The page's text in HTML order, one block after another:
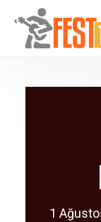
Ana içeriğe atla
1